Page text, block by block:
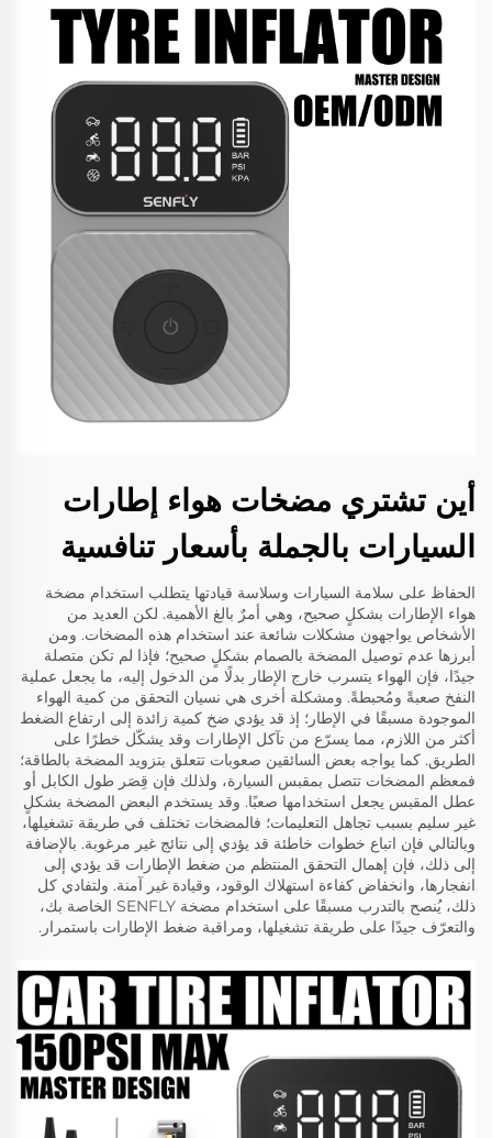
أين تشتري مضخات هواء إطارات
السيارات بالجملة بأسعار تنافسية
الحفاظ على سلامة السيارات وسلاسة قيادتها يتطلب استخدام مضخة
هواء الإطارات بشكلٍ صحيح، وهي أمرٌ بالغ الأهمية. لكن العديد من
الأشخاص يواجهون مشكلات شائعة عند استخدام هذه المضخات. ومن
أبرزها عدم توصيل المضخة بالصمام بشكلٍ صحيح؛ فإذا لم تكن متصلة
جيدًا، فإن الهواء يتسرب خارج الإطار بدلًا من الدخول إليه، ما يجعل عملية
النفخ صعبةً ومُحبطةً. ومشكلة أخرى هي نسيان التحقق من كمية الهواء
الموجودة مسبقًا في الإطار؛ إذ قد يؤدي ضخ كمية زائدة إلى ارتفاع الضغط
أكثر من اللازم، مما يسرّع من تآكل الإطارات وقد يشكّل خطرًا على
الطريق. كما يواجه بعض السائقين صعوبات تتعلق بتزويد المضخة بالطاقة؛
فمعظم المضخات تتصل بمقبس السيارة، ولذلك فإن قِصَر طول الكابل أو
عطل المقبس يجعل استخدامها صعبًا. وقد يستخدم البعض المضخة بشكلٍ
غير سليم بسبب تجاهل التعليمات؛ فالمضخات تختلف في طريقة تشغيلها،
وبالتالي فإن اتباع خطوات خاطئة قد يؤدي إلى نتائج غير مرغوبة. بالإضافة
إلى ذلك، فإن إهمال التحقق المنتظم من ضغط الإطارات قد يؤدي إلى
انفجارها، وانخفاض كفاءة استهلاك الوقود، وقيادة غير آمنة. ولتفادي كل
ذلك، يُنصح بالتدرب مسبقًا على استخدام مضخة SENFLY الخاصة بك،
والتعرّف جيدًا على طريقة تشغيلها، ومراقبة ضغط الإطارات باستمرار.